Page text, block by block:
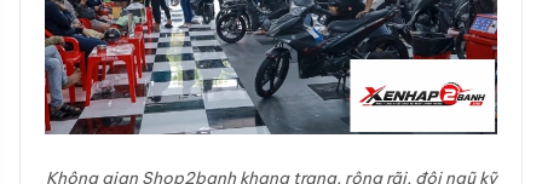
Không gian Shop2banh khang trang, rộng rãi, đội ngũ kỹ